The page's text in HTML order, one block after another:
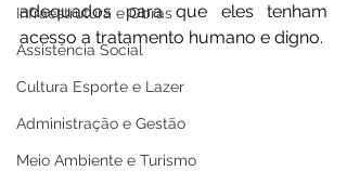
Infraestrutura e Obras
Assistência Social
Cultura Esporte e Lazer
Administração e Gestão
Meio Ambiente e Turismo
adequados para que eles tenham
acesso a tratamento humano e digno.